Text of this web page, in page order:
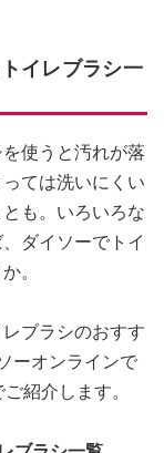
イレブラシ一
使うと汚れが落
ては洗いにくい
も。いろいろな
ダイソーでトイ
。
ブラシのおすす
ーオンラインで
紹介します。